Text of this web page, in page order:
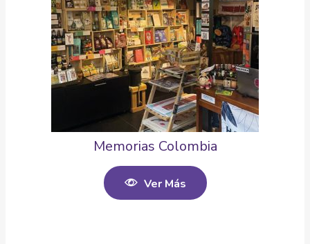
Memorias Colombia
Ver Más